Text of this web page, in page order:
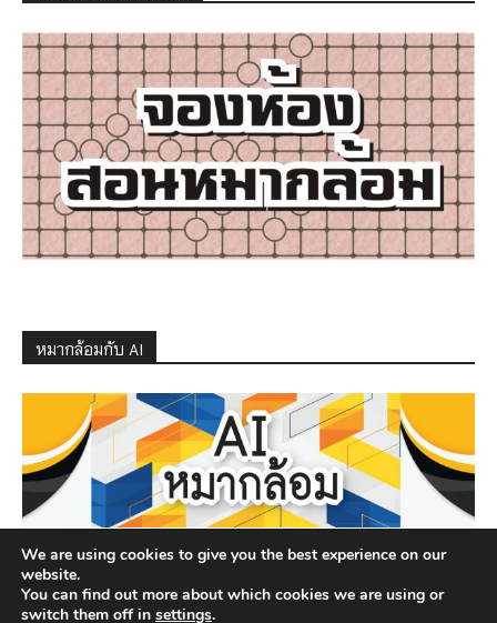
หมากล้อมกับ AI
We are using cookies to give you the best experience on our
website.
You can find out more about which cookies we are using or
switch them off in settings.